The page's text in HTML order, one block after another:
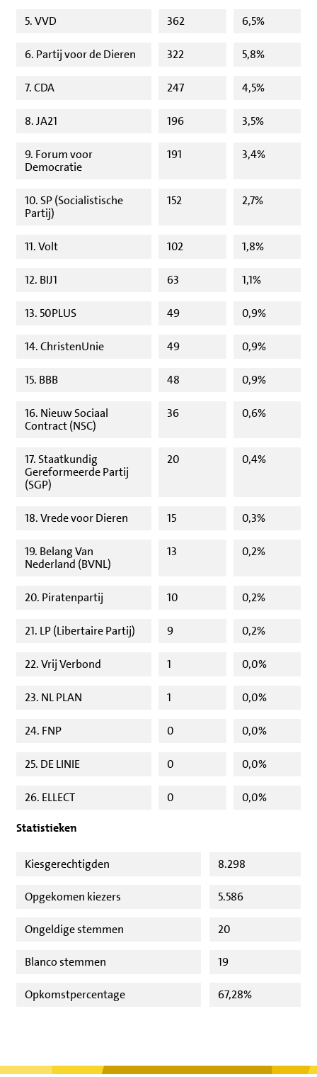
5. VVD 362 6,5%
6. Partij voor de Dieren 322 5,8%
7. CDA 247 4,5%
8. JA21 196 3,5%
9. Forum voor
Democratie
191 3,4%
10. SP (Socialistische
Partij)
152 2,7%
11. Volt 102 1,8%
12. BIJ1 63 1,1%
13. 50PLUS 49 0,9%
14. ChristenUnie 49 0,9%
15. BBB 48 0,9%
16. Nieuw Sociaal
Contract (NSC)
36 0,6%
17. Staatkundig
Gereformeerde Partij
(SGP)
20 0,4%
18. Vrede voor Dieren 15 0,3%
19. Belang Van
Nederland (BVNL)
13 0,2%
20. Piratenpartij 10 0,2%
21. LP (Libertaire Partij) 9 0,2%
22. Vrij Verbond 1 0,0%
23. NL PLAN 1 0,0%
24. FNP 0 0,0%
25. DE LINIE 0 0,0%
26. ELLECT 0 0,0%
Statistieken
Kiesgerechtigden 8.298
Opgekomen kiezers 5.586
Ongeldige stemmen 20
Blanco stemmen 19
Opkomstpercentage 67,28%